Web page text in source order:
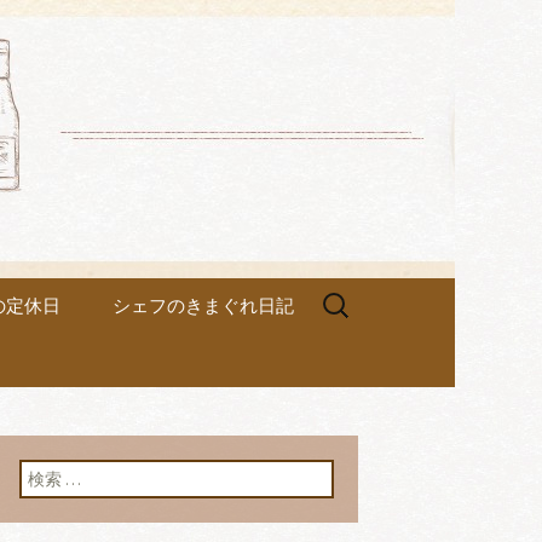
定休日 シェフのきまぐれ日記
検
検索: